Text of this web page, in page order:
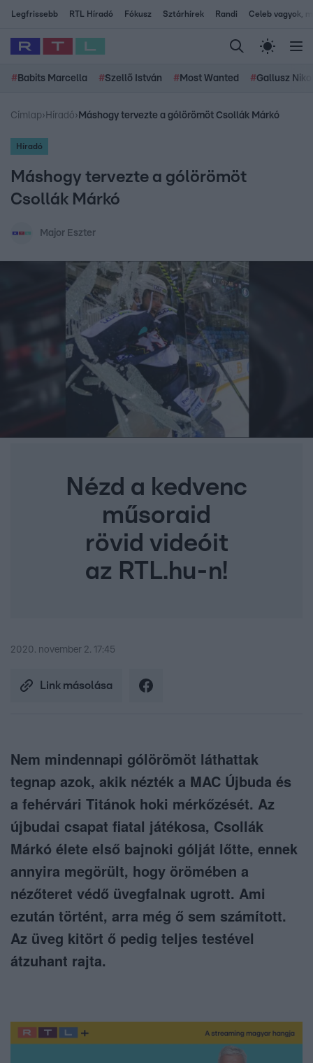
Legfrissebb RTL Híradó Fókusz Sztárhírek Randi Celeb vagyok,
# Babits Marcella #Szellő István # Most Wanted #Gallusz
Címlap› Híradó› Máshogy tervezte a gólörömöt Csollák Márkó
Híradó
Máshogy tervezte a gólörömöt
Csollák Márkó
Major Eszter
Nézd a kedvenc
műsoraid
rövid videóit
az RTL.hu-n!
2020. november 2. 17:45
Link másolása
Nem mindennapi gólörömöt láthattak
tegnap azok, akik nézték a MAC Újbuda és
a fehérvári Titánok hoki mérkőzését. Az
újbudai csapat fiatal játékosa, Csollák
Márkó élete első bajnoki gólját lőtte, ennek
annyira megörült, hogy örömében a
nézőteret védő üvegfalnak ugrott. Ami
ezután történt, arra még ő sem számított.
Az üveg kitört ő pedig teljes testével
átzuhant rajta.